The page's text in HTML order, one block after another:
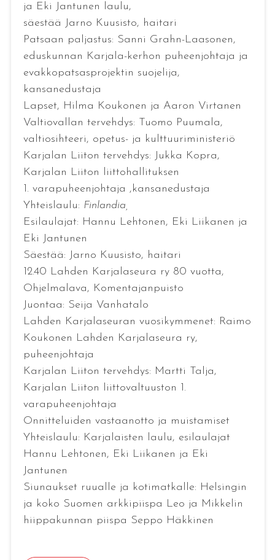
ja Eki Jantunen laulu,
säestää Jarno Kuusisto, haitari
Patsaan paljastus: Sanni Grahn-Laasonen,
eduskunnan Karjala-kerhon puheenjohtaja ja
evakkopatsasprojektin suojelija,
kansanedustaja
Lapset, Hilma Koukonen ja Aaron Virtanen
Valtiovallan tervehdys: Tuomo Puumala,
valtiosihteeri, opetus- ja kulttuuriministeriö
Karjalan Liiton tervehdys: Jukka Kopra,
Karjalan Liiton liittohallituksen
1. varapuheenjohtaja ,kansanedustaja
Yhteislaulu: Finlandia,
Esilaulajat: Hannu Lehtonen, Eki Liikanen ja
Eki Jantunen
Säestää: Jarno Kuusisto, haitari
12.40 Lahden Karjalaseura ry 80 vuotta,
Ohjelmalava, Komentajanpuisto
Juontaa: Seija Vanhatalo
Lahden Karjalaseuran vuosikymmenet: Raimo
Koukonen Lahden Karjalaseura ry,
puheenjohtaja
Karjalan Liiton tervehdys: Martti Talja,
Karjalan Liiton liittovaltuuston 1.
varapuheenjohtaja
Onnitteluiden vastaanotto ja muistamiset
Yhteislaulu: Karjalaisten laulu, esilaulajat
Hannu Lehtonen, Eki Liikanen ja Eki
Jantunen
Siunaukset ruualle ja kotimatkalle: Helsingin
ja koko Suomen arkkipiispa Leo ja Mikkelin
hiippakunnan piispa Seppo Häkkinen